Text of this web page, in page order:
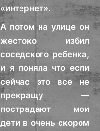
«интернет».
А потом на улице он
жестоко избил
соседского ребенка,
и я поняла что если
сейчас это все не
прекращу —
пострадают мои
дети в очень скором